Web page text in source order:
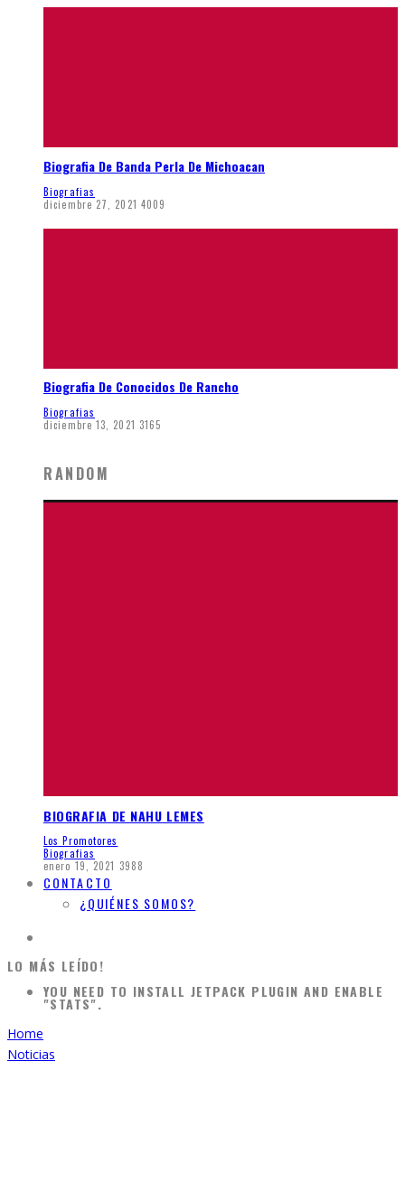
Biografia De Banda Perla De Michoacan
Biografias
diciembre 27, 2021 4009
Biografia De Conocidos De Rancho
Biografias
diciembre 13, 2021 3165
RANDOM
BIOGRAFIA DE NAHU LEMES
Los Promotores
Biografias
enero 19, 2021 3988
CONTACTO
¿QUIÉNES SOMOS?
LO MÁS LEÍDO!
YOU NEED TO INSTALL JETPACK PLUGIN AND ENABLE
"STATS".
Home
Noticias